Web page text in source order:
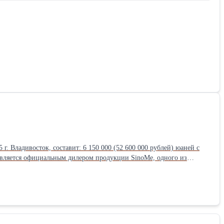
передвижения, км/ч 3.5 / 2.1 - Максимальный
- Макс. высота выгрузки, мм 8 040 ДВИГАТЕЛЬ -
с промежуточным охлаждением - Макс. мощность, кВт / л.с. при